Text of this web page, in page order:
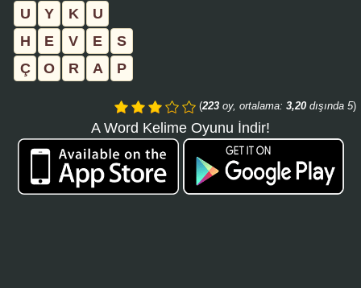
U
Y K
U
H
E V E
S
Ç
O R A P
(223 oy, ortalama: 3,20 dışında 5)
A Word Kelime Oyunu İndir!